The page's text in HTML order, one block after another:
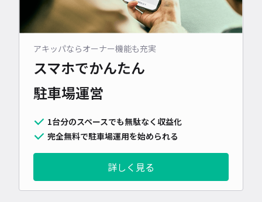
アキッパならオーナー機能も充実
スマホでかんたん
駐車場運営
1台分のスペースでも無駄なく収益化
完全無料で駐車場運用を始められる
詳しく見る